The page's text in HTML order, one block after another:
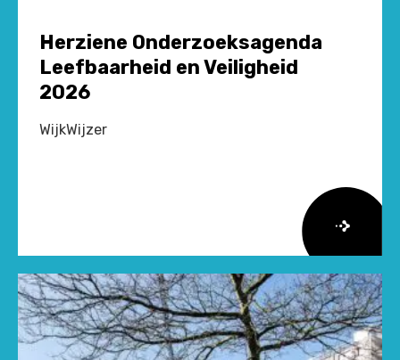
Herziene Onderzoeksagenda
Leefbaarheid en Veiligheid
2026
WijkWijzer
meer
over
Herziene
Onderzoeksagenda